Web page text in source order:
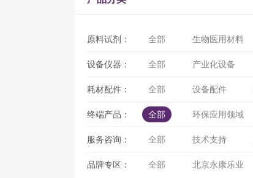
原料试剂： 全部 生物医用材料
设备仪器： 全部 产业化设备
耗材配件： 全部 设备配件
终端产品： 全部 环保应用领域
服务咨询： 全部 技术支持
品牌专区： 全部 北京永康乐业